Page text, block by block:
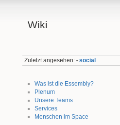
Wiki
Zuletzt angesehen: • social
Was ist die Essembly?
Plenum
Unsere Teams
Services
Menschen im Space